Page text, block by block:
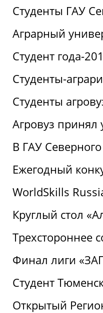
Студенты ГАУ
Аграрный
Студент года-
Студенты-
Студенты
Агровуз принял
В ГАУ
Ежегодный
WorldSkills
Круглый стол
Трехстороннее
Финал лиги
Студент
Открытый